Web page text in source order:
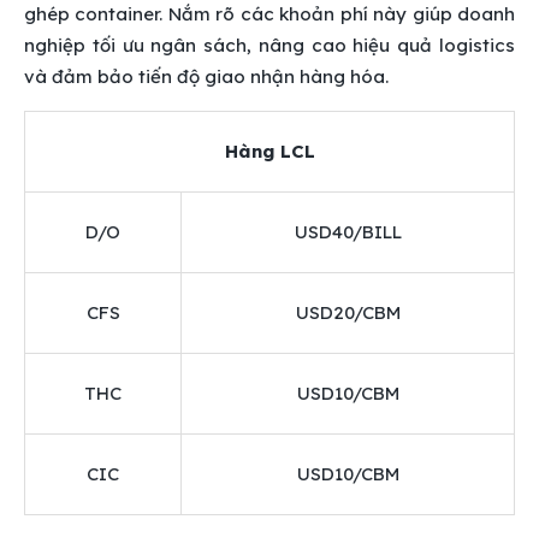
ghép container. Nắm rõ các khoản phí này giúp doanh
nghiệp tối ưu ngân sách, nâng cao hiệu quả logistics
và đảm bảo tiến độ giao nhận hàng hóa.
Hàng LCL
D/O USD40/BILL
CFS USD20/CBM
THC USD10/CBM
CIC USD10/CBM